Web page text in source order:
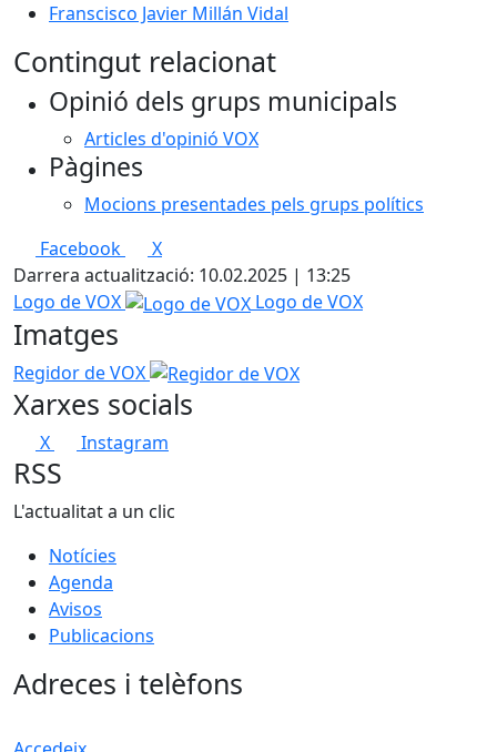
Franscisco Javier Millán Vidal
Contingut relacionat
Opinió dels grups municipals
Articles d'opinió VOX
Pàgines
Mocions presentades pels grups polítics
Facebook
X
Darrera actualització: 10.02.2025 | 13:25
Logo de VOX
Logo de VOX
Imatges
Regidor de VOX
Xarxes socials
X Instagram
RSS
L'actualitat a un clic
Notícies
Agenda
Avisos
Publicacions
Adreces i telèfons